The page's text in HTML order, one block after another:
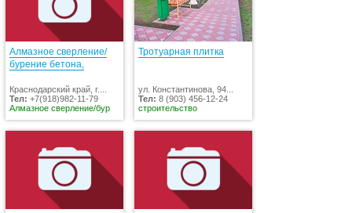
Алмазное сверление/
бурение бетона,
Краснодарский край, г....
Тел: +7(918)982-11-79
Алмазное сверление/бур
Тротуарная плитка
ул. Константинова, 94...
Тел: 8 (903) 456-12-24
строительство